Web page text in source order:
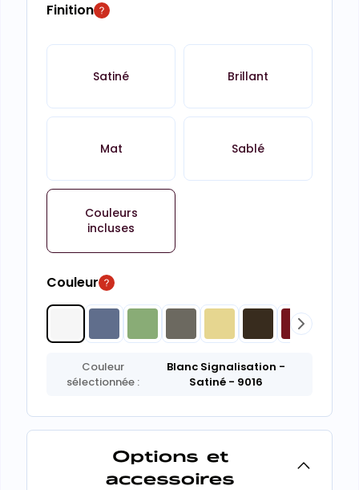
Finition
Satiné Brillant
Mat Sablé
Couleurs
incluses
Couleur
Couleur
sélectionnée :
Blanc Signalisation -
Satiné - 9016
Options et
accessoires